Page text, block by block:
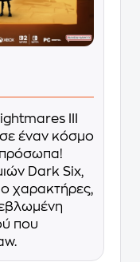
III
σε έναν κόσμο
Dark Six,
χαρακτήρες,
που